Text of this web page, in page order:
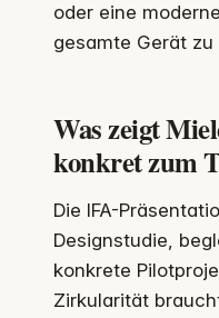
oder eine
gesamte Gerät zu
Was zeigt
konkret zum
Die IFA-
Designstudie,
konkrete
Zirkularität